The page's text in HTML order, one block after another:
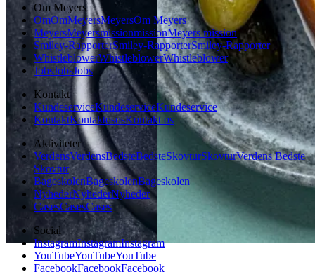
Om Meyers
OmOmMeyersMeyersOm Meyers
MeyersMeyersmissionmissionMeyers mission
Smiley-RapporterSmiley-RapporterSmiley-Rapporter
WhistleblowerWhistleblowerWhistleblower
JobsJobsJobs
Kontakt
KundeserviceKundeserviceKundeservice
KontaktKontaktososKontakt os
Aktiviteter
VerdensVerdensBedsteBedsteSkovturSkovturVerdens Bedste
Skovtur
BageskolenBageskolenBageskolen
NyhederNyhederNyheder
CasesCasesCases
Social
InstagramInstagramInstagram
YouTubeYouTubeYouTube
FacebookFacebookFacebook